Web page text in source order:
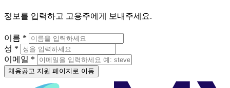
정보를 입력하고 고용주에게 보내주세요.
이름 *
성 *
이메일 *
채용공고 지원 페이지로 이동